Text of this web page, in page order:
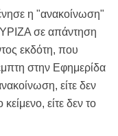
η "ανακοίνωση"
σε απάντηση
εκδότη, που
στην Εφημερίδα
είτε δεν
είτε δεν το